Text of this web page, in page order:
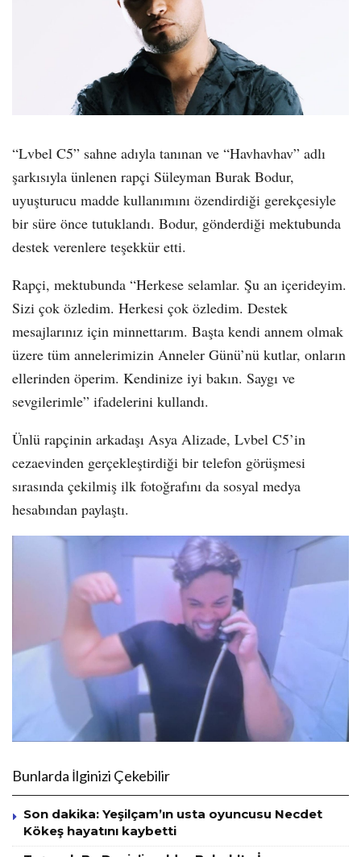
“Lvbel C5” sahne adıyla tanınan ve “Havhavhav” adlı
şarkısıyla ünlenen rapçi Süleyman Burak Bodur,
uyuşturucu madde kullanımını özendirdiği gerekçesiyle
bir süre önce tutuklandı. Bodur, gönderdiği mektubunda
destek verenlere teşekkür etti.
Rapçi, mektubunda “Herkese selamlar. Şu an içerideyim.
Sizi çok özledim. Herkesi çok özledim. Destek
mesajlarınız için minnettarım. Başta kendi annem olmak
üzere tüm annelerimizin Anneler Günü’nü kutlar, onların
ellerinden öperim. Kendinize iyi bakın. Saygı ve
sevgilerimle” ifadelerini kullandı.
Ünlü rapçinin arkadaşı Asya Alizade, Lvbel C5’in
cezaevinden gerçekleştirdiği bir telefon görüşmesi
sırasında çekilmiş ilk fotoğrafını da sosyal medya
hesabından paylaştı.
Bunlarda İlginizi Çekebilir
Son dakika: Yeşilçam’ın usta oyuncusu Necdet
Kökeş hayatını kaybetti